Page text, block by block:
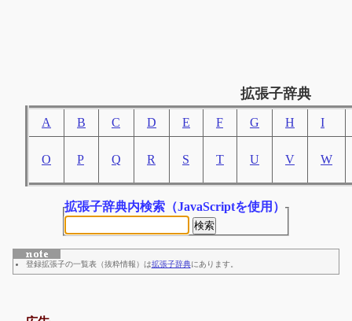
拡張子辞典
A B C D E F G H I
O P Q R S T U V W
拡張子辞典内検索 （JavaScriptを使用）
登録拡張子の一覧表（抜粋情報）は拡張子辞典にあります。